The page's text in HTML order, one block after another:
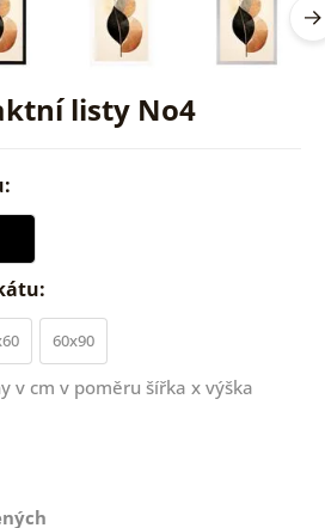
listy No4
60x90
v cm v poměru šířka x výška